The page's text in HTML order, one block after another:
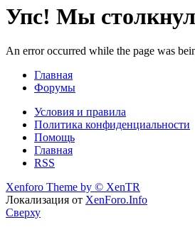
Упс! Мы
An error occurred while the page was
Главная
Форумы
Условия и правила
Политика конфиденциальности
Помощь
Главная
RSS
Xenforo Theme by © XenTR
Локализация от XenForo.Info
Сверху